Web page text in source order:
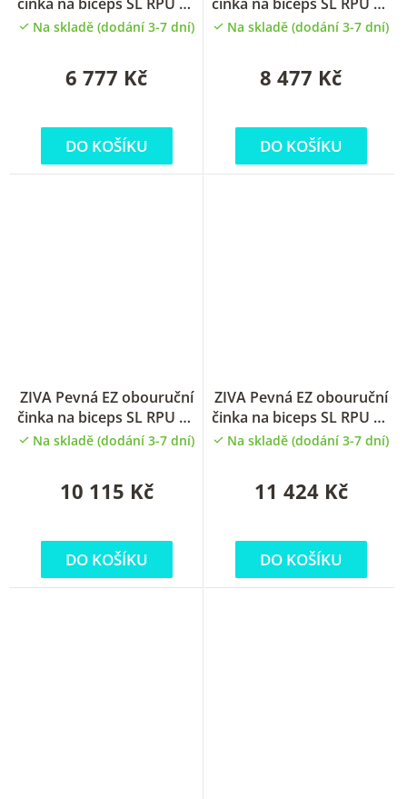
kg
Na skladě (dodání 3-7 dní)
6 777 Kč
DO KOŠÍKU
kg
Na skladě (dodání 3-7 dní)
8 477 Kč
DO KOŠÍKU
ZIVA Pevná EZ obouruční
činka na biceps SL RPU 30
kg
Na skladě (dodání 3-7 dní)
10 115 Kč
DO KOŠÍKU
ZIVA Pevná EZ obouruční
činka na biceps SL RPU 35
kg
Na skladě (dodání 3-7 dní)
11 424 Kč
DO KOŠÍKU